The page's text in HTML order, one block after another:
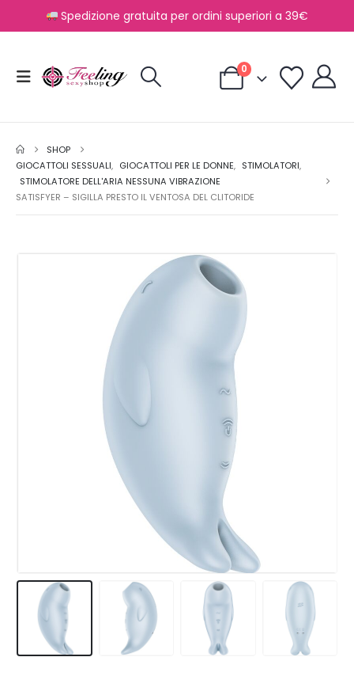
Spedizione gratuita per ordini superiori a 39€
0
SHOP
GIOCATTOLI SESSUALI, GIOCATTOLI PER LE DONNE, STIMOLATORI,
STIMOLATORE DELL'ARIA NESSUNA VIBRAZIONE
SATISFYER – SIGILLA PRESTO IL VENTOSA DEL CLITORIDE